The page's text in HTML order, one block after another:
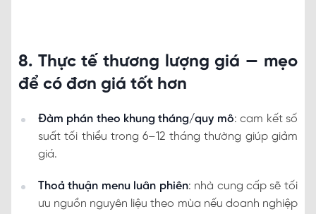
8. Thực tế thương lượng giá — mẹo
để có đơn giá tốt hơn
Đàm phán theo khung tháng/quy mô: cam kết số
suất tối thiểu trong 6–12 tháng thường giúp giảm
giá.
Thoả thuận menu luân phiên: nhà cung cấp sẽ tối
ưu nguồn nguyên liệu theo mùa nếu doanh nghiệp